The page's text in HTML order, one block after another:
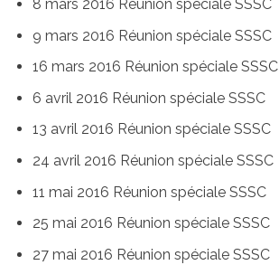
8 mars 2016 Réunion spéciale SSSC
9 mars 2016 Réunion spéciale SSSC
16 mars 2016 Réunion spéciale SSSC
6 avril 2016 Réunion spéciale SSSC
13 avril 2016 Réunion spéciale SSSC
24 avril 2016 Réunion spéciale SSSC
11 mai 2016 Réunion spéciale SSSC
25 mai 2016 Réunion spéciale SSSC
27 mai 2016 Réunion spéciale SSSC